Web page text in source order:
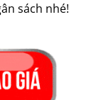
sách nhé!